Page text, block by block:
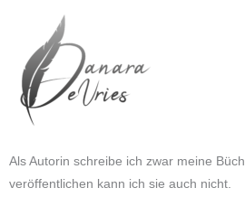
springen
Als Autorin schreibe ich zwar meine
veröffentlichen kann ich sie auch nicht.